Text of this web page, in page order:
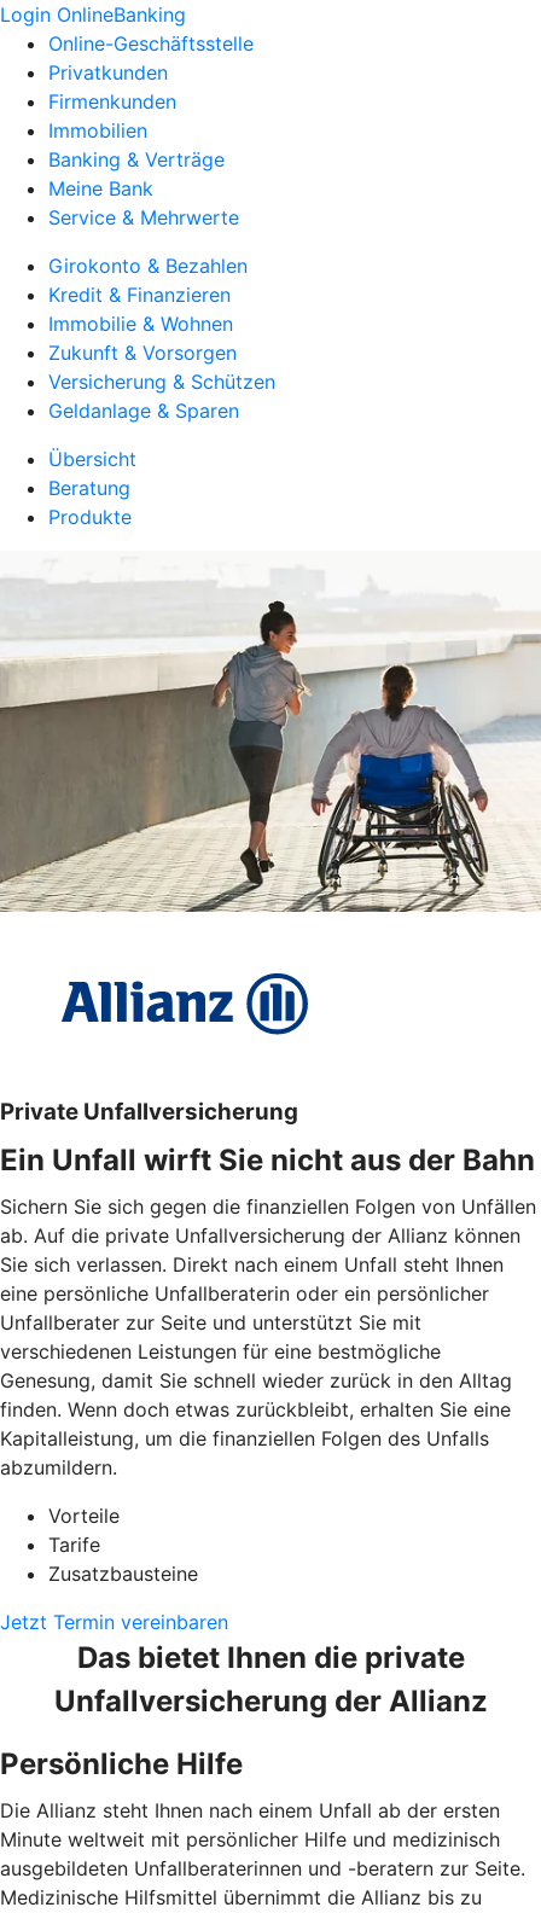
Login OnlineBanking
Online-Geschäftsstelle
Privatkunden
Firmenkunden
Immobilien
Banking & Verträge
Meine Bank
Service & Mehrwerte
Girokonto & Bezahlen
Kredit & Finanzieren
Immobilie & Wohnen
Zukunft & Vorsorgen
Versicherung & Schützen
Geldanlage & Sparen
Übersicht
Beratung
Produkte
Private Unfallversicherung
Ein Unfall wirft Sie nicht aus der Bahn
Sichern Sie sich gegen die finanziellen Folgen von Unfällen
ab. Auf die private Unfallversicherung der Allianz können
Sie sich verlassen. Direkt nach einem Unfall steht Ihnen
eine persönliche Unfallberaterin oder ein persönlicher
Unfallberater zur Seite und unterstützt Sie mit
verschiedenen Leistungen für eine bestmögliche
Genesung, damit Sie schnell wieder zurück in den Alltag
finden. Wenn doch etwas zurückbleibt, erhalten Sie eine
Kapitalleistung, um die finanziellen Folgen des Unfalls
abzumildern.
Vorteile
Tarife
Zusatzbausteine
Jetzt Termin vereinbaren
Das bietet Ihnen die private
Unfallversicherung der Allianz
Persönliche Hilfe
Die Allianz steht Ihnen nach einem Unfall ab der ersten
Minute weltweit mit persönlicher Hilfe und medizinisch
ausgebildeten Unfallberaterinnen und -beratern zur Seite.
Medizinische Hilfsmittel übernimmt die Allianz bis zu